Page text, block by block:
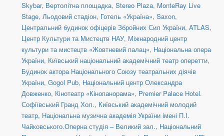
Skybar, Вертолітна площадка, Stereo Plaza, MonteRay Live
Stage, Льодовий стадіон, Готель «Україна», Saxon,
Центральний будинок офіцерів Збройних Сил України, ATLAS,
Центр Культури та Мистецтв НАУ, Міжнародний центр
культури та мистецтв «Жовтневий палац», Національна опера
України, Київський національний академічний театр оперетти,
Будинок актора Національного Союзу театральних діячів
України, Gogol Pub, Національний центр Олександра
Довженко, Кінотеатр «Кінопанорама», Premier Palace Hotel.
Софіївський Гранд Хол., Київський академічний молодий
театр, Національна музична академія України імені П.І.
Чайковського.Оперна студія – Великий зал., Національний